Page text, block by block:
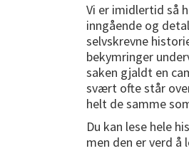
Vi er imidlertid så
inngående og
selvskrevne
bekymringer
saken gjaldt en
svært ofte står
helt de samme
Du kan lese hele
men den er verd å